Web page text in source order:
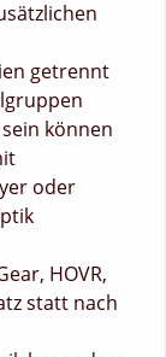
getrennt
können
oder
HOVR,
statt nach